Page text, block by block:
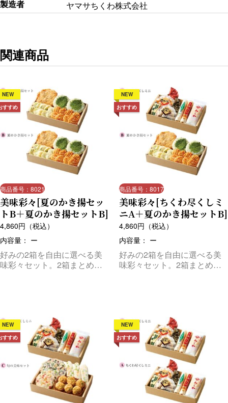
製造者
ヤマサちくわ株式会社
関連商品
NEW
すすめ
商品番号：8021
美味彩々[夏のかき揚セッ
トB＋夏のかき揚セットB]
4,860円（税込）
内容量： ー
好みの2箱を自由に選べる美
味彩々セット。2箱まとめて
NEW
おすすめ
商品番号：8017
美味彩々[ちくわ尽くしミ
ニA＋夏のかき揚セットB]
4,860円（税込）
内容量： ー
好みの2箱を自由に選べる美
味彩々セット。2箱まとめて
NEW
すすめ
NEW
おすすめ